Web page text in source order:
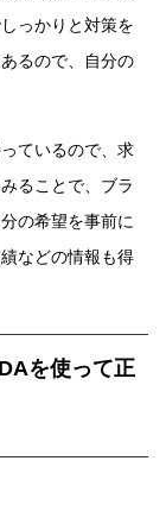
っかりと対策を
るので、自分の
ているので、求
ることで、ブラ
の希望を事前に
などの情報も得
を使って正